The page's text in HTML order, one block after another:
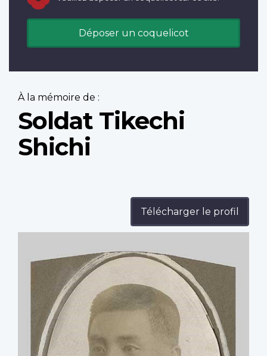
Déposer un coquelicot
À la mémoire de :
Soldat Tikechi
Shichi
Télécharger le profil